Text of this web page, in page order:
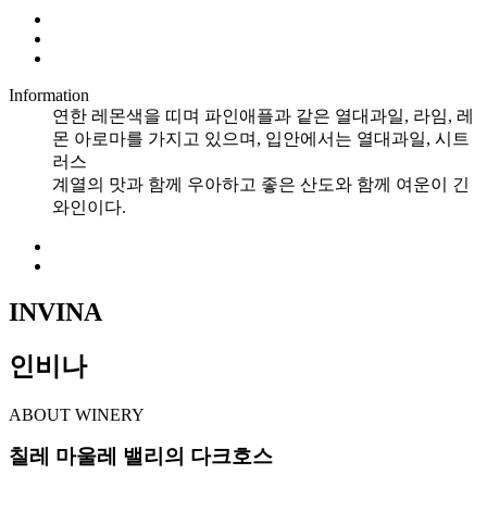
Information
연한 레몬색을 띠며 파인애플과 같은 열대과일, 라임, 레
몬 아로마를 가지고 있으며, 입안에서는 열대과일, 시트
러스
계열의 맛과 함께 우아하고 좋은 산도와 함께 여운이 긴
와인이다.
INVINA
인비나
ABOUT WINERY
칠레 마울레 밸리의 다크호스